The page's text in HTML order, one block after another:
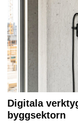
Digitala
byggsektorn